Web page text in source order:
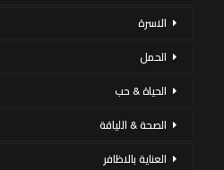
الاسرة
الحمل
الحياة & حب
الصحة & اللياقة
العناية بالاظافر